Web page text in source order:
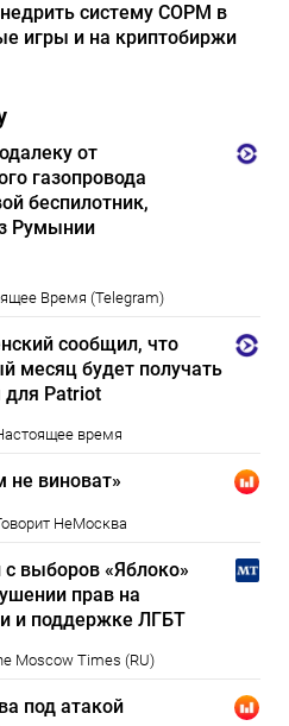
систему СОРМ в
игры и на криптобиржи